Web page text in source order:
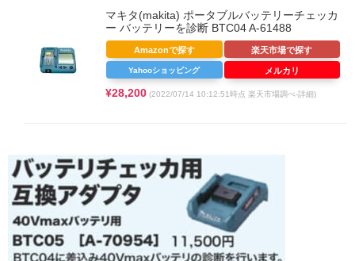
マキタ(makita) ポータブルバッテリーチェッカ
ー バッテリーを診断 BTC04 A-61488
¥28,200 (2022/07/14 10:12:51時点 楽天市場調べ-詳細)
Amazonで探す 楽天市場で探す
Yahooショッピング メルカリ